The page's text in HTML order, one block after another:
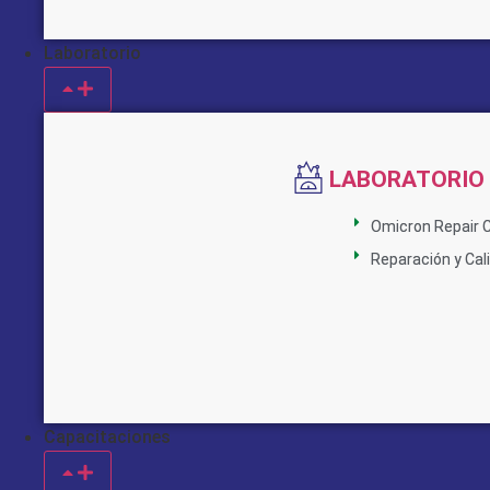
Laboratorio
LABORATORIO
Omicron Repair
Reparación y
Capacitaciones